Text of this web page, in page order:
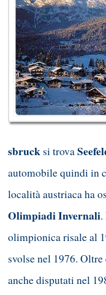
sbrucksi trova
automobile quindi in
località austriaca ha
Olimpiadi Invernali
olimpionica risale al
svolse nel 1976.
anche disputati nel